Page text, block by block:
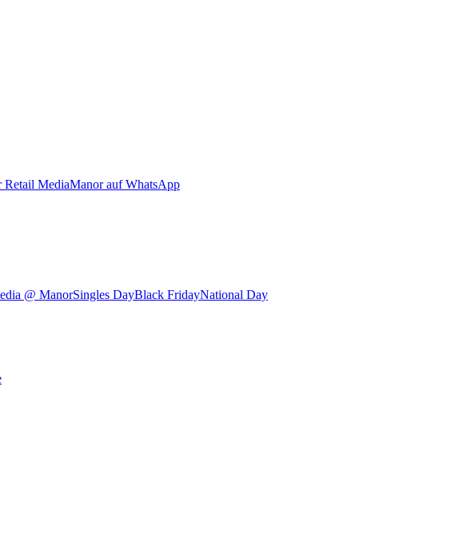
Retail MediaManor auf WhatsApp
@ ManorSingles DayBlack FridayNational Day